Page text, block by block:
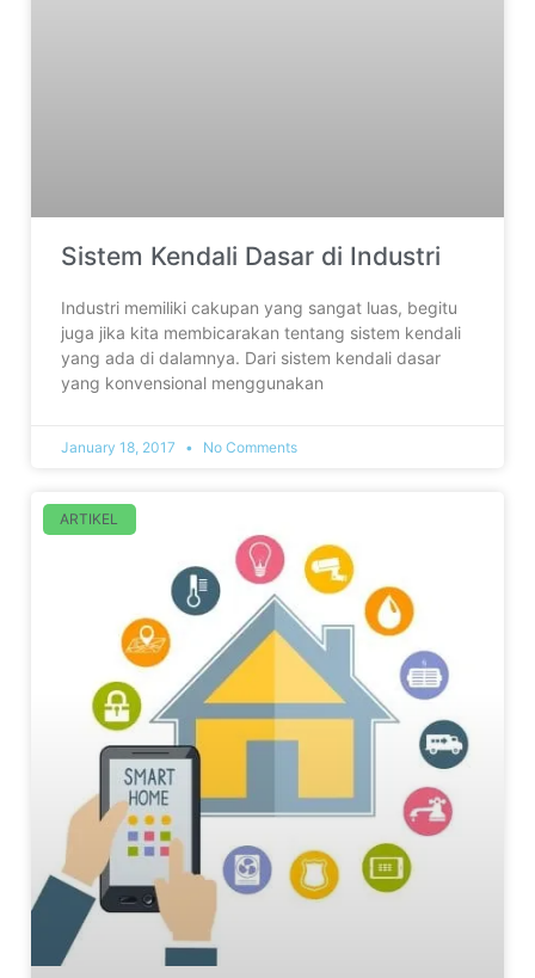
Sistem Kendali Dasar di Industri
Industri memiliki cakupan yang sangat luas, begitu
juga jika kita membicarakan tentang sistem kendali
yang ada di dalamnya. Dari sistem kendali dasar
yang konvensional menggunakan
January 18, 2017 No Comments
ARTIKEL